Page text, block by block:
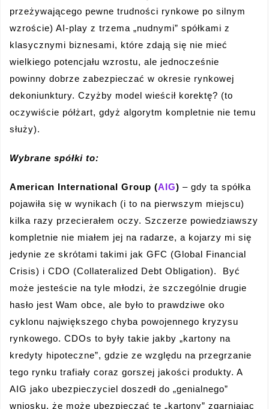
przeżywającego pewne trudności rynkowe po silnym
wzroście) AI-play z trzema „nudnymi” spółkami z
klasycznymi biznesami, które zdają się nie mieć
wielkiego potencjału wzrostu, ale jednocześnie
powinny dobrze zabezpieczać w okresie rynkowej
dekoniunktury. Czyżby model wieścił korektę? (to
oczywiście półżart, gdyż algorytm kompletnie nie temu
służy).
Wybrane spółki to:
American International Group (AIG) – gdy ta spółka
pojawiła się w wynikach (i to na pierwszym miejscu)
kilka razy przecierałem oczy. Szczerze powiedziawszy
kompletnie nie miałem jej na radarze, a kojarzy mi się
jedynie ze skrótami takimi jak GFC (Global Financial
Crisis) i CDO (Collateralized Debt Obligation). Być
może jesteście na tyle młodzi, że szczególnie drugie
hasło jest Wam obce, ale było to prawdziwe oko
cyklonu największego chyba powojennego kryzysu
rynkowego. CDOs to były takie jakby „kartony na
kredyty hipoteczne”, gdzie ze względu na przegrzanie
tego rynku trafiały coraz gorszej jakości produkty. A
AIG jako ubezpieczyciel doszedł do „genialnego”
wniosku, że może ubezpieczać te „kartony” zgarniając